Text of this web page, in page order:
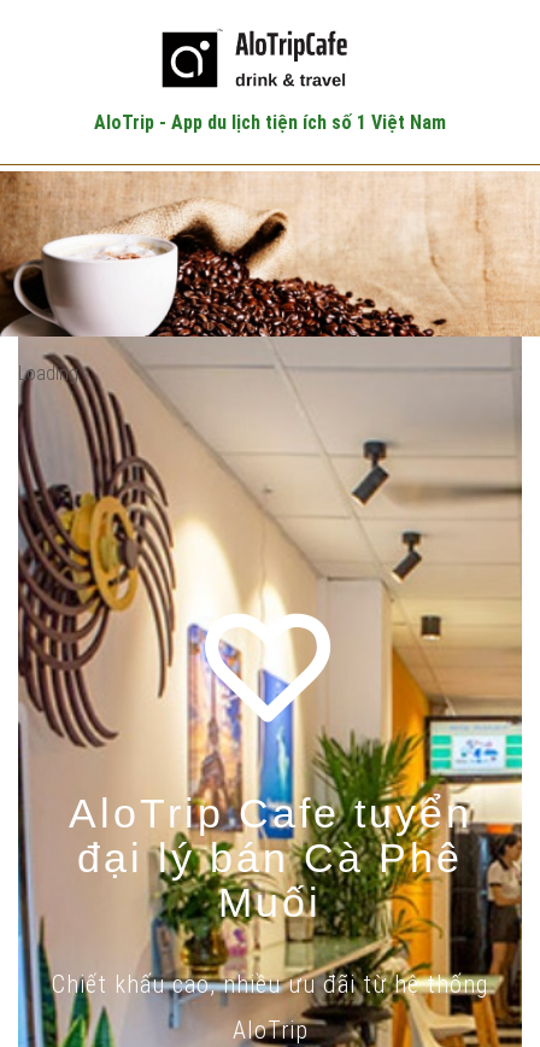
AloTrip - App du lịch tiện ích số 1 Việt Nam
Loading…
AloTrip - App du lịch tiện ích số 1 Việt Nam
AloTrip Cafe tuyển
đại lý bán Cà Phê
Muối
Chiết khấu cao, nhiều ưu đãi từ hệ thống
AloTrip